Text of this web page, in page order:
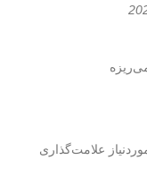
علامت‌گذاری